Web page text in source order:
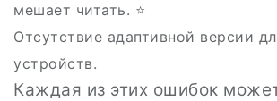
мешает читать. ⭐
Отсутствие адаптивной версии
устройств.
Каждая из этих ошибок